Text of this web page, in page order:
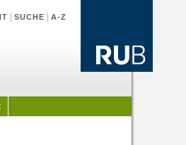
SUCHE A-Z